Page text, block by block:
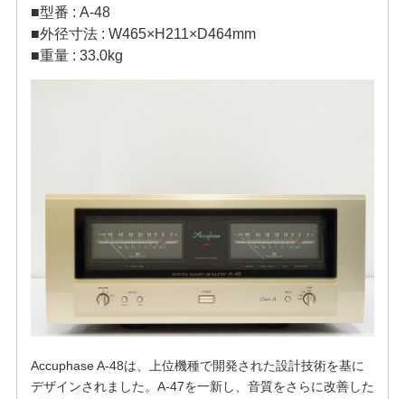
■型番 : A-48
■外径寸法 : W465×H211×D464mm
■重量 : 33.0kg
Accuphase A-48は、上位機種で開発された設計技術を基に
デザインされました。A-47を一新し、音質をさらに改善した